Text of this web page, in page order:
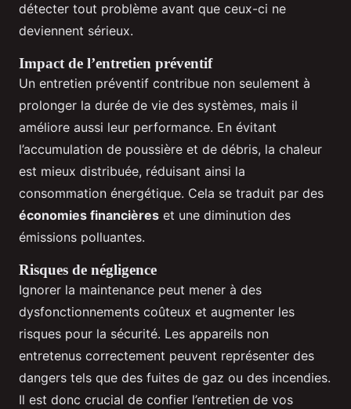
détecter tout problème avant que ceux-ci ne
deviennent sérieux.
Impact de l’entretien préventif
Un entretien préventif contribue non seulement à
prolonger la durée de vie des systèmes, mais il
améliore aussi leur performance. En évitant
l’accumulation de poussière et de débris, la chaleur
est mieux distribuée, réduisant ainsi la
consommation énergétique. Cela se traduit par des
économies financières et une diminution des
émissions polluantes.
Risques de négligence
Ignorer la maintenance peut mener à des
dysfonctionnements coûteux et augmenter les
risques pour la sécurité. Les appareils non
entretenus correctement peuvent représenter des
dangers tels que des fuites de gaz ou des incendies.
Il est donc crucial de confier l’entretien de vos